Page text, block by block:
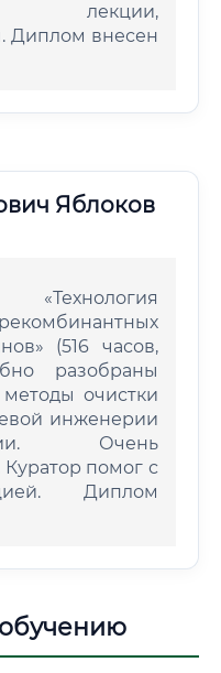
лекции,
Диплом внесен
Яблоков
(516 часов,
разобраны
очистки
инженерии
Очень
помог с
Диплом
обучению